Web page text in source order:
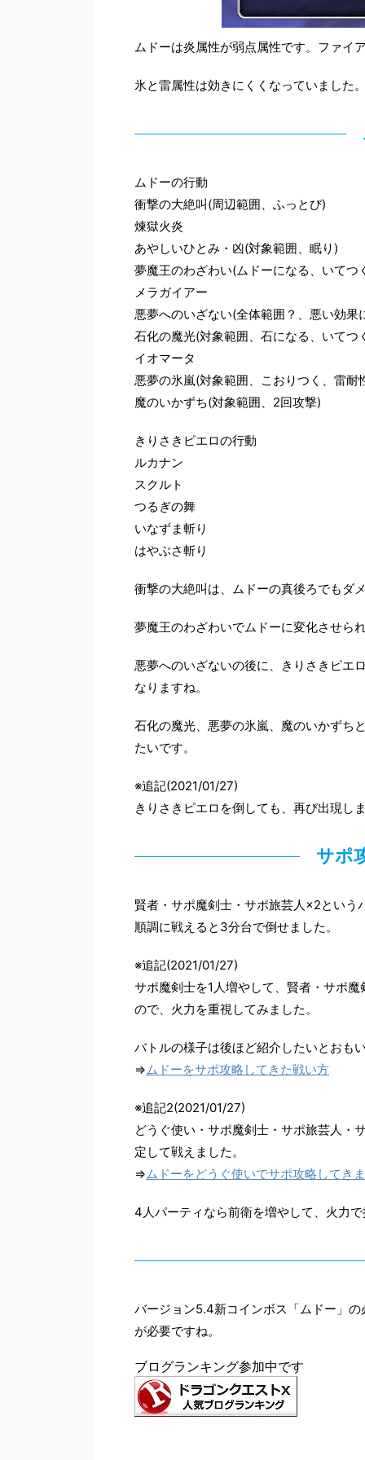
ムドーは炎属性が弱点属性です。ファイ
氷と雷属性は効きにくくなっていました
ムドーの行動
衝撃の大絶叫(周辺範囲、ふっとび)
煉獄火炎
あやしいひとみ・凶(対象範囲、眠り)
夢魔王のわざわい(ムドーになる、いてつ
メラガイアー
悪夢へのいざない(全体範囲？、悪い効果
石化の魔光(対象範囲、石になる、いてつ
イオマータ
悪夢の氷嵐(対象範囲、こおりつく、雷耐
魔のいかずち(対象範囲、2回攻撃)
きりさきピエロの行動
ルカナン
スクルト
つるぎの舞
いなずま斬り
はやぶさ斬り
衝撃の大絶叫は、ムドーの真後ろでもダ
夢魔王のわざわいでムドーに変化させら
悪夢へのいざないの後に、きりさきピエ
なりますね。
石化の魔光、悪夢の氷嵐、魔のいかずち
たいです。
※追記(2021/01/27)
きりさきピエロを倒しても、再び出現し
サポ
賢者・サポ魔剣士・サポ旅芸人×2という
順調に戦えると3分台で倒せました。
※追記(2021/01/27)
サポ魔剣士を1人増やして、賢者・サポ
ので、火力を重視してみました。
バトルの様子は後ほど紹介したいとおも
⇒ ムドーをサポ攻略してきた戦い方
※追記2(2021/01/27)
どうぐ使い・サポ魔剣士・サポ旅芸人・
定して戦えました。
⇒ ムドーをどうぐ使いでサポ攻略してき
4人パーティなら前衛を増やして、火力
バージョン5.4新コインボス「ムドー」
が必要ですね。
ブログランキング参加中です